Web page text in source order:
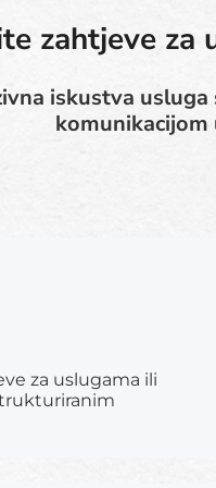
zahtjeve za
iskustva
za uslugama ili